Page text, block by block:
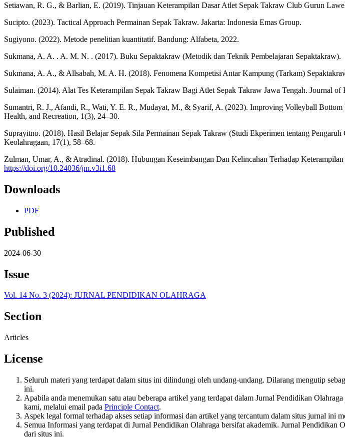
Setiawan, R. G., & Barlian, E. (2019). Tinjauan Keterampilan Dasar Atlet Sepak Takraw Club Gurun
Sucipto. (2023). Tactical Approach Permainan Sepak Takraw. Jakarta: Indonesia Emas Group.
Sugiyono. (2022). Metode penelitian kuantitatif. Bandung: Alfabeta, 2022.
Sukmana, A. A. . A. M. N. . (2017). Buku Sepaktakraw (Metodik dan Teknik Pembelajaran Sepaktakraw).
Sukmana, A. A., & Allsabah, M. A. H. (2018). Fenomena Kompetisi Antar Kampung (Tarkam)
Sulaiman. (2014). Alat Tes Keterampilan Sepak Takraw Bagi Atlet Sepak Takraw Jawa Tengah. Journal
Sumantri, R. J., Afandi, R., Wati, Y. E. R., Mudayat, M., & Syarif, A. (2023). Improving Volleyball
Health, and Recreation, 1(3), 24–30.
Suprayitno. (2018). Hasil Belajar Sepak Sila Permainan Sepak Takraw (Studi Ekperimen tentang
Keolahragaan, 17(1), 58–68.
Zulman, Umar, A., & Atradinal. (2018). Hubungan Keseimbangan Dan Kelincahan Terhadap
https://doi.org/10.24036/jm.v3i1.68
Downloads
PDF
Published
2024-06-30
Issue
Vol. 14 No. 3 (2024): JURNAL PENDIDIKAN OLAHRAGA
Section
Articles
License
Seluruh materi yang terdapat dalam situs ini dilindungi oleh undang-undang. Dilarang mengutip
ini.
Apabila anda menemukan satu atau beberapa artikel yang terdapat dalam Jurnal Pendidikan
kami, melalui email pada Principle Contact.
Aspek legal formal terhadap akses setiap informasi dan artikel yang tercantum dalam situs jurnal ini
Semua Informasi yang terdapat di Jurnal Pendidikan Olahraga bersifat akademik. Jurnal
dari situs ini.